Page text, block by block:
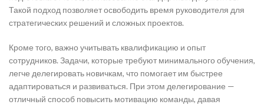
Такой подход позволяет освободить время руководителя для
стратегических решений и сложных проектов.
Кроме того, важно учитывать квалификацию и опыт
сотрудников. Задачи, которые требуют минимального обучения,
легче делегировать новичкам, что помогает им быстрее
адаптироваться и развиваться. При этом делегирование —
отличный способ повысить мотивацию команды, давая